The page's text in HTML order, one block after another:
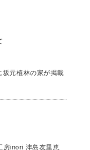
坂元植林の家が掲載
房inori 津島友里恵